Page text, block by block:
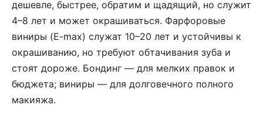
дешевле, быстрее, обратим и щадящий, но служит
4–8 лет и может окрашиваться. Фарфоровые
виниры (E-max) служат 10–20 лет и устойчивы к
окрашиванию, но требуют обтачивания зуба и
стоят дороже. Бондинг — для мелких правок и
бюджета; виниры — для долговечного полного
макияжа.